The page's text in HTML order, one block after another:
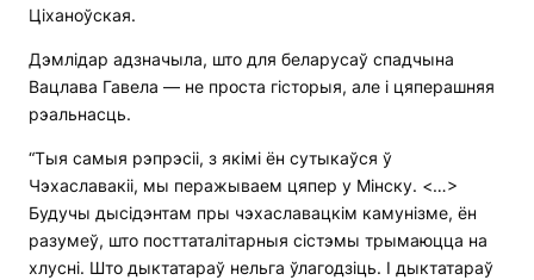
Ціханоўская.
Дэмлідар адзначыла, што для беларусаў спадчына
Вацлава Гавела — не проста гісторыя, але і цяперашняя
рэальнасць.
“Тыя самыя рэпрэсіі, з якімі ён сутыкаўся ў
Чэхаславакіі, мы перажываем цяпер у Мінску. <…>
Будучы дысідэнтам пры чэхаславацкім камунізме, ён
разумеў, што посттаталітарныя сістэмы трымаюцца на
хлусні. Што дыктатараў нельга ўлагодзіць. І дыктатараў